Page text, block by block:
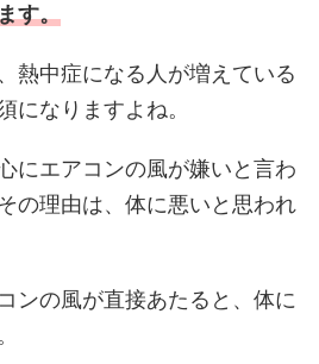
す。
熱中症になる人が増えている
になりますよね。
にエアコンの風が嫌いと言わ
の理由は、体に悪いと思われ
ンの風が直接あたると、体に